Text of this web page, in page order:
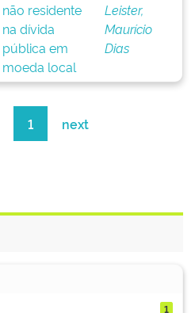
não residente
na dívida
pública em
moeda local
Leister,
Maurício
Dias
1 next
1